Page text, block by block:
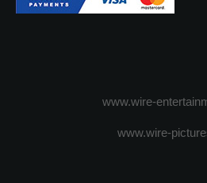
www.wire-
www.wire-